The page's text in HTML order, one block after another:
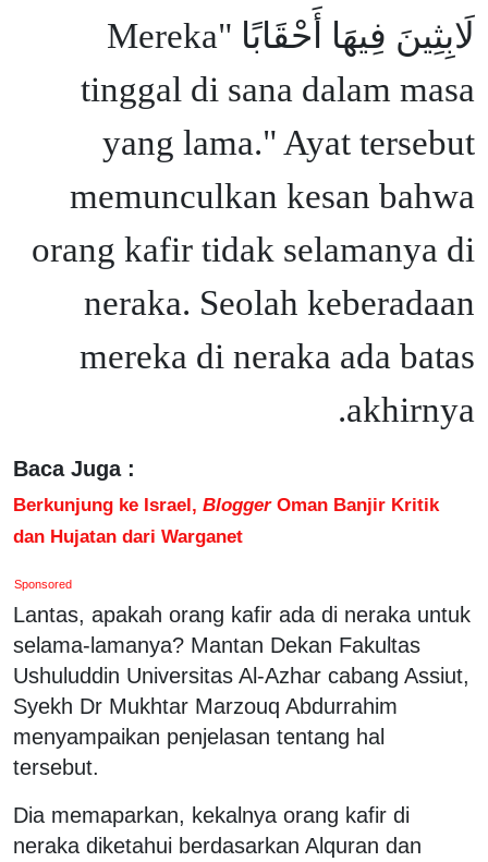
لَابِثِينَ فِيهَا أَحْقَابًا "Mereka
tinggal di sana dalam masa
yang lama." Ayat tersebut
memunculkan kesan bahwa
orang kafir tidak selamanya di
neraka. Seolah keberadaan
mereka di neraka ada batas
akhirnya.
Baca Juga :
Berkunjung ke Israel, Blogger Oman Banjir Kritik
dan Hujatan dari Warganet
Sponsored
Lantas, apakah orang kafir ada di neraka untuk
selama-lamanya? Mantan Dekan Fakultas
Ushuluddin Universitas Al-Azhar cabang Assiut,
Syekh Dr Mukhtar Marzouq Abdurrahim
menyampaikan penjelasan tentang hal
tersebut.
Dia memaparkan, kekalnya orang kafir di
neraka diketahui berdasarkan Alquran dan